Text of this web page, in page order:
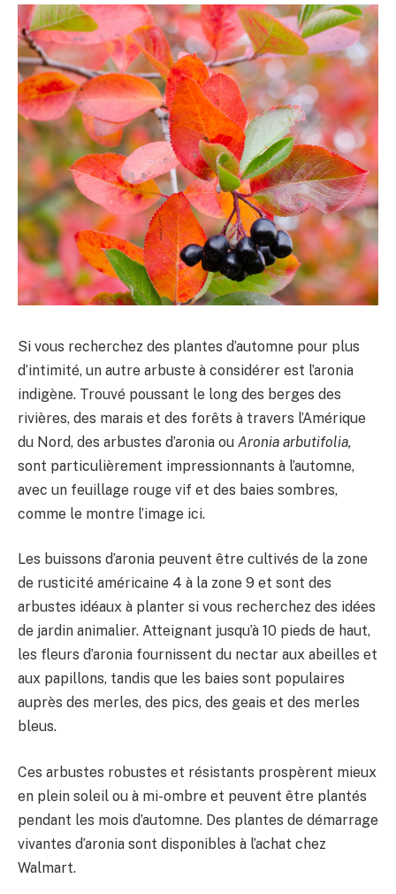
Si vous recherchez des plantes d’automne pour plus
d’intimité, un autre arbuste à considérer est l’aronia
indigène. Trouvé poussant le long des berges des
rivières, des marais et des forêts à travers l’Amérique
du Nord, des arbustes d’aronia ou Aronia arbutifolia,
sont particulièrement impressionnants à l’automne,
avec un feuillage rouge vif et des baies sombres,
comme le montre l’image ici.
Les buissons d’aronia peuvent être cultivés de la zone
de rusticité américaine 4 à la zone 9 et sont des
arbustes idéaux à planter si vous recherchez des idées
de jardin animalier. Atteignant jusqu’à 10 pieds de haut,
les fleurs d’aronia fournissent du nectar aux abeilles et
aux papillons, tandis que les baies sont populaires
auprès des merles, des pics, des geais et des merles
bleus.
Ces arbustes robustes et résistants prospèrent mieux
en plein soleil ou à mi-ombre et peuvent être plantés
pendant les mois d’automne. Des plantes de démarrage
vivantes d’aronia sont disponibles à l’achat chez
Walmart.